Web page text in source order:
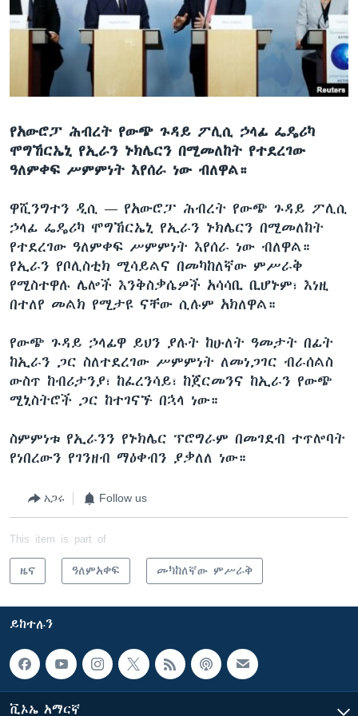
ቋንቋዎች
የአውሮፓ ሕብረት የውጭ ጉዳይ ፖሊሲ ኃላፊ ፌዴሪካ
ሞግኸርኤኒ የኢራን ኑክሌርን በሚመለከት የተደረገው
ዓለምቀፍ ሥምምነት እየሰራ ነው ብለዋል።
ዋሺንግተን ዲሲ — የአውሮፓ ሕብረት የውጭ ጉዳይ ፖሊሲ
ኃላፊ ፌዴሪካ ሞግኸርኤኒ የኢራን ኑክሌርን በሚመለከት
የተደረገው ዓለምቀፍ ሥምምነት እየሰራ ነው ብለዋል።
የኢራን የቦሊስቲክ ሚሳይልና በመካከለኛው ምሥራቅ
የሚስተዋሉ ሌሎች እንቅስቃሴዎች አሳሳቢ ቢሆኑም፣ እነዚ
በተለየ መልክ የሚታዩ ናቸው ሲሉም አክለዋል።
የውጭ ጉዳይ ኃላፊዋ ይህን ያሉት ከሁለት ዓመታት በፊት
ከኢራን ጋር ስለተደረገው ሥምምነት ለመነጋገር ብራሰልስ
ውስጥ ከብሪታንያ፣ ከፈረንሳይ፣ ከጀርመንና ከኢራን የውጭ
ሚኒስትሮች ጋር ከተገናኙ በኋላ ነው።
ስምምነቱ የኢራንን የኑክሌር ፕሮግራም በመገደብ ተጥሎባት
የነበረውን የገንዘብ ማዕቀብን ያቃለለ ነው።
አጋሩ Follow us
This item is part of
ዜና ዓለምአቀፍ መካከለኛው ምሥራቅ
ይከተሉን
ቪኦኤ አማርኛ